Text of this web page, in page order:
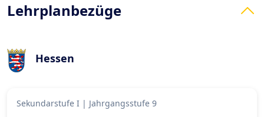
Lehrplanbezüge
Hessen
Sekundarstufe I | Jahrgangsstufe 9